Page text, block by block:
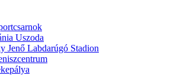
Uszoda
Jenő Labdarúgó Stadion